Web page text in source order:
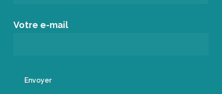
Votre e-mail